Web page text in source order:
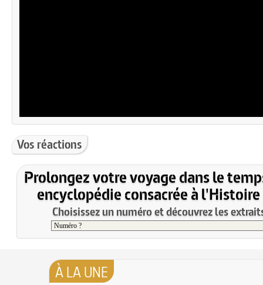
Vos réactions
Prolongez votre voyage dans le
encyclopédie consacrée à l'Histoire
Choisissez un numéro et découvrez les
À LA UNE